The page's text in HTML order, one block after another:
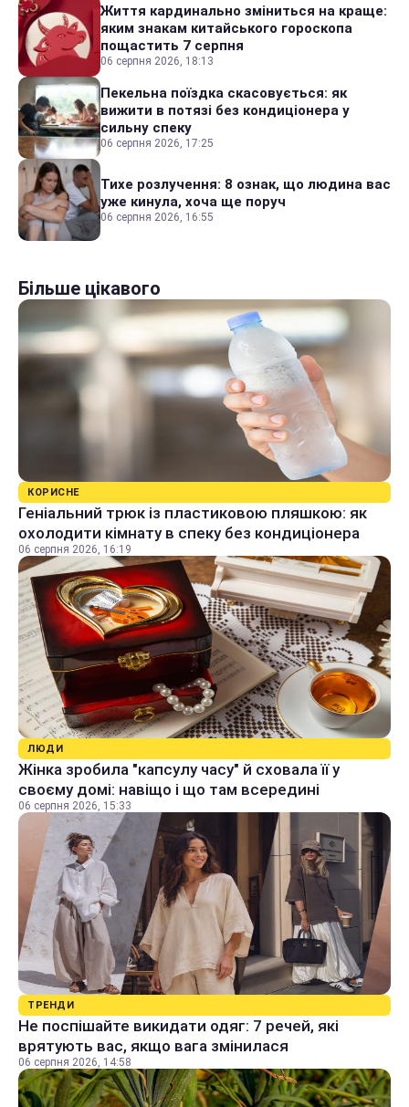
Життя кардинально зміниться на краще:
яким знакам китайського гороскопа
пощастить 7 серпня
06 серпня 2026, 18:13
Пекельна поїздка скасовується: як
вижити в потязі без кондиціонера у
сильну спеку
06 серпня 2026, 17:25
Тихе розлучення: 8 ознак, що людина вас
уже кинула, хоча ще поруч
06 серпня 2026, 16:55
Більше цікавого
КОРИСНЕ
Геніальний трюк із пластиковою пляшкою: як
охолодити кімнату в спеку без кондиціонера
06 серпня 2026, 16:19
ЛЮДИ
Жінка зробила "капсулу часу" й сховала її у
своєму домі: навіщо і що там всередині
06 серпня 2026, 15:33
ТРЕНДИ
Не поспішайте викидати одяг: 7 речей, які
врятують вас, якщо вага змінилася
06 серпня 2026, 14:58